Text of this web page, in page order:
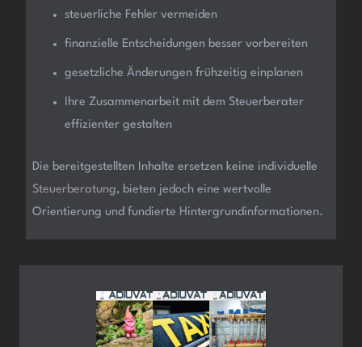
steuerliche Fehler vermeiden
finanzielle Entscheidungen besser vorbereiten
gesetzliche Änderungen frühzeitig einplanen
Ihre Zusammenarbeit mit dem Steuerberater
effizienter gestalten
Die bereitgestellten Inhalte ersetzen keine individuelle
Steuerberatung, bieten jedoch eine wertvolle
Orientierung und fundierte Hintergrundinformationen.